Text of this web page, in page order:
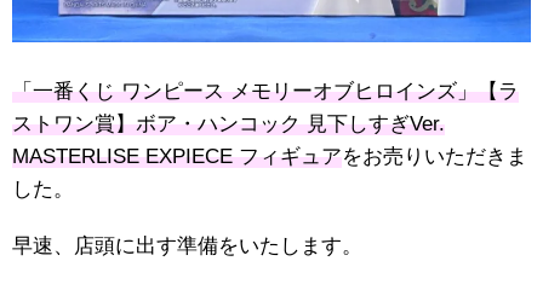
「一番くじ ワンピース メモリーオブヒロインズ」【ラ
ストワン賞】ボア・ハンコック 見下しすぎVer.
MASTERLISE EXPIECE フィギュアをお売りいただきま
した。
早速、店頭に出す準備をいたします。